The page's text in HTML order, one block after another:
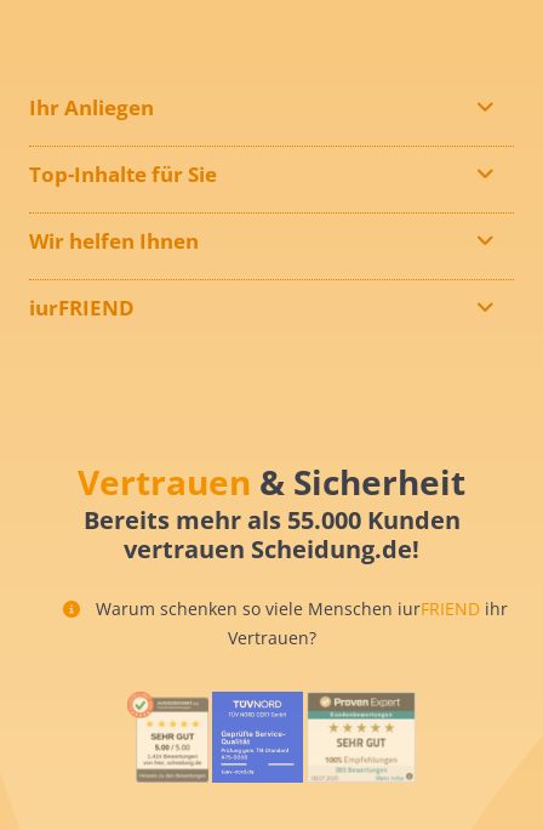
Ihr Anliegen
Top-Inhalte für Sie
Wir helfen Ihnen
iurFRIEND
Vertrauen & Sicherheit
Bereits mehr als 55.000 Kunden
vertrauen Scheidung.de!
Warum schenken so viele Menschen iurFRIEND ihr
Vertrauen?